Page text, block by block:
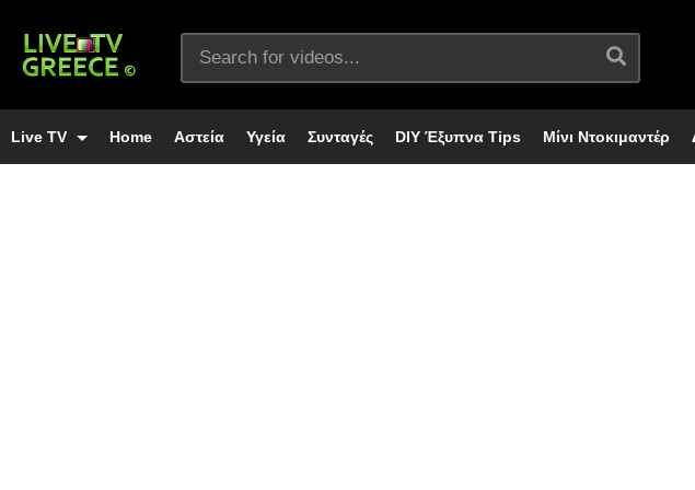
Live TV Home Αστεία Υγεία Συνταγές DIY Έξυπνα Tips Μίνι Ντοκιμαντέρ